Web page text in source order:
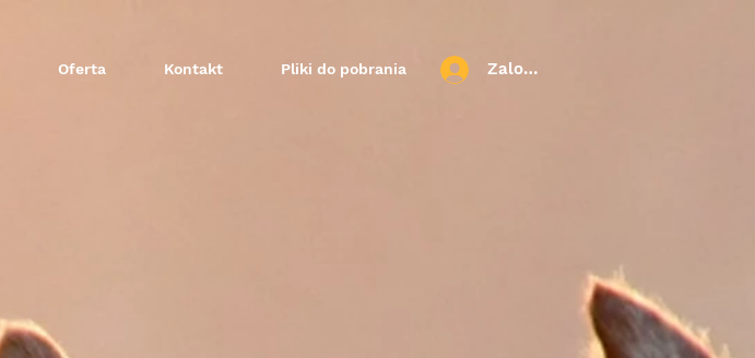
Oferta Kontakt Pliki do pobrania Zaloguj się